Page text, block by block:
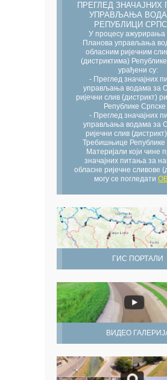
ПРЕГЛЕД ЗНАЧАЈНИХ
УПРАВЉАЊА
РЕПУБЛИЦИ
У процесу ажурирања
Планова управљања
обласним ријечним
(дистриктима)
урађени су:
- Преглед значајних
управљања водама за
ријечни слив (дистрикт)
Републике Српске
- Преглед значајних
управљања водама за
ријечни слив
Требишњице Републике
Материјали који чине
значајних питања за
обласне ријечне сливове
могу се погледати
ГИС ПОРТАЛИ
ВИДЕО